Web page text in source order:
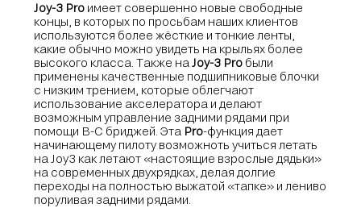
Joy-3 Pro имеет совершенно новые свободные
концы, в которых по просьбам наших клиентов
используются более жёсткие и тонкие ленты,
какие обычно можно увидеть на крыльях более
высокого класса. Также на Joy-3 Pro были
применены качественные подшипниковые блочки
с низким трением, которые облегчают
использование акселератора и делают
возможным управление задними рядами при
помощи В-С бриджей. Эта Pro-функция дает
начинающему пилоту возможноть учиться летать
на Joy3 как летают «настоящие взрослые дядьки»
на современных двухрядках, делая долгие
переходы на полностью выжатой «тапке» и лениво
поруливая задними рядами.